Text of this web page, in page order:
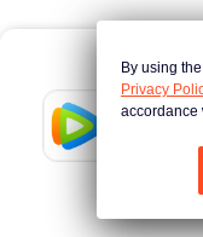
Tencent
By using
Privacy
accordance